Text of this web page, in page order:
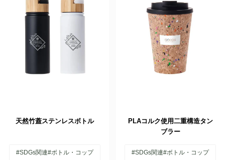
天然竹蓋ステンレスボトル
#SDGs関連#ボトル・コップ
PLAコルク使用二重構造タン
ブラー
#SDGs関連#ボトル・コップ